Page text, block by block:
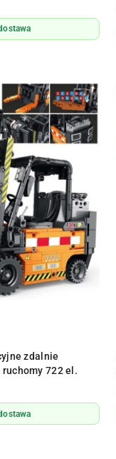
zdalnie
ruchomy 722 el.